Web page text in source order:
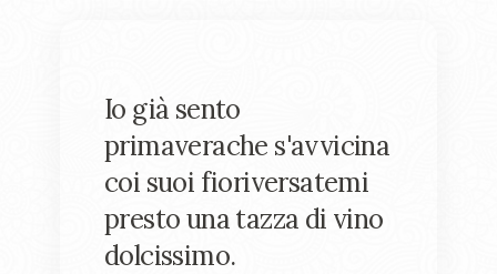
Io già sento
primaverache s'avvicina
coi suoi fioriversatemi
presto una tazza di vino
dolcissimo.